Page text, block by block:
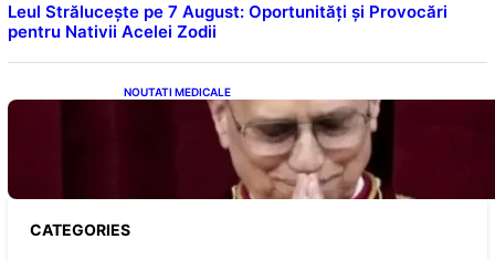
Leul Strălucește pe 7 August: Oportunități și Provocări
pentru Nativii Acelei Zodii
NOUTATI MEDICALE
Descoperiri Revoluționare: Originile Papei
Leon al XIV-lea și Legăturile Sale Cu Cuba
CATEGORIES